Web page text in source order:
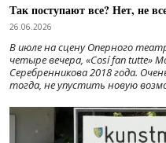
Так поступают все? Нет, не
26.06.2026
В июле на сцену Оперного
четыре вечера, «Cosí fan tutte»
Серебренникова 2018 года.
тогда, не упустить новую